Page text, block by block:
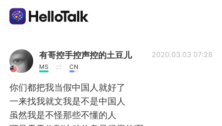
Ứng dụng trao đổi ngôn ngữ
AI Grammar Checker
Tiếng Việt
有哥控手控声控的土豆儿
MS CN
2020.03.03 07:28
你们都把我当假中国人就好了
一来找我就文我是不是中国人
虽然我是不怪那些不懂的人